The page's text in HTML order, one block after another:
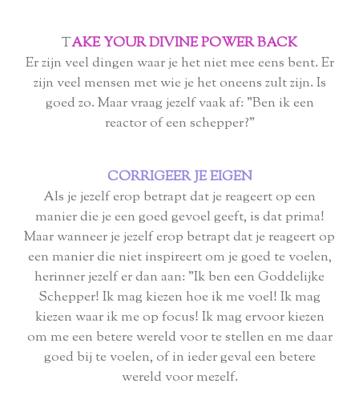
TAKE YOUR DIVINE POWER BACK
Er zijn veel dingen waar je het niet mee eens bent. Er
zijn veel mensen met wie je het oneens zult zijn. Is
goed zo. Maar vraag jezelf vaak af: "Ben ik een
reactor of een schepper?"
CORRIGEER JE EIGEN
Als je jezelf erop betrapt dat je reageert op een
manier die je een goed gevoel geeft, is dat prima!
Maar wanneer je jezelf erop betrapt dat je reageert op
een manier die niet inspireert om je goed te voelen,
herinner jezelf er dan aan: "Ik ben een Goddelijke
Schepper! Ik mag kiezen hoe ik me voel! Ik mag
kiezen waar ik me op focus! Ik mag ervoor kiezen
om me een betere wereld voor te stellen en me daar
goed bij te voelen, of in ieder geval een betere
wereld voor mezelf.